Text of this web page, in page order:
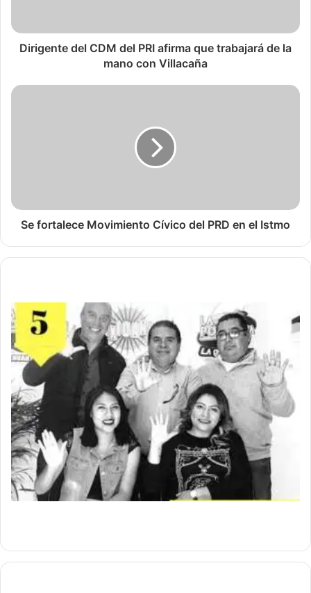
Dirigente del CDM del PRI afirma que trabajará de la
mano con Villacaña
Se fortalece Movimiento Cívico del PRD en el Istmo